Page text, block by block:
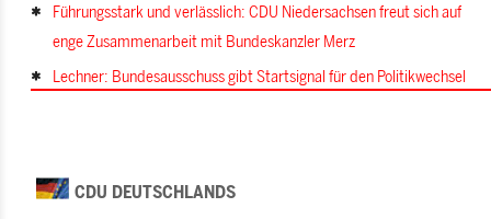
Führungsstark und verlässlich: CDU Niedersachsen freut sich auf
enge Zusammenarbeit mit Bundeskanzler Merz
Lechner: Bundesausschuss gibt Startsignal für den Politikwechsel
CDU DEUTSCHLANDS